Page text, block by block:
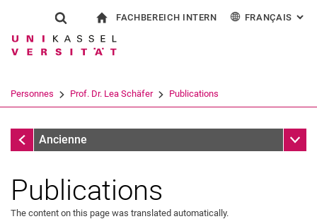
Jump directly to: content
Jump directly to: search
Jump directly to: main
Show search form
Search term
Search (opens an external link in a
FACHBEREICH INTERN FRANÇAIS :
Personnes Prof. Dr. Lea Schäfer Publications
Prof. Dr. Lea Schäfer
Ancienne Sub
Publications
The content on this page was translated automatically.